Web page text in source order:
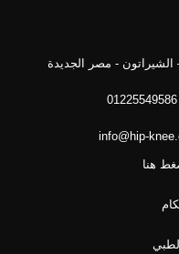
info@hip-
هنا